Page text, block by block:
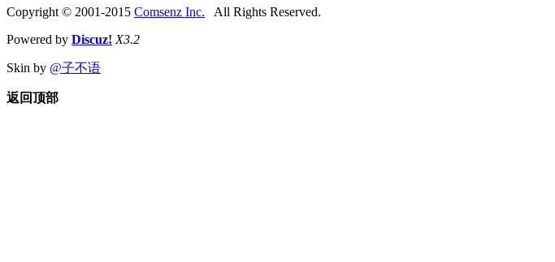
Copyright © 2001-2015 Comsenz Inc. All Rights Reserved.
Powered by Discuz! X3.2
Skin by @子不语
返回顶部